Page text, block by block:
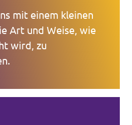
mit einem kleinen
Art und Weise, wie
wird, zu